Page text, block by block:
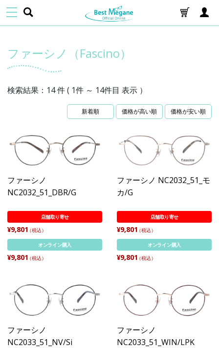
ファーシノ（Fascino）
検索結果：14 件 ( 1件 ～ 14件目 表示 ）
新着順 価格が高い順 価格が安い順
ファーシノ
NC2032_51_DBR/G
店舗取り寄せ
¥9,801 （税込）
オンライン購入
¥9,801 （税込）
ファーシノ NC2032_51_モ
カ/G
店舗取り寄せ
¥9,801 （税込）
オンライン購入
¥9,801 （税込）
ファーシノ
NC2033_51_NV/Si
ファーシノ
NC2033_51_WIN/LPK